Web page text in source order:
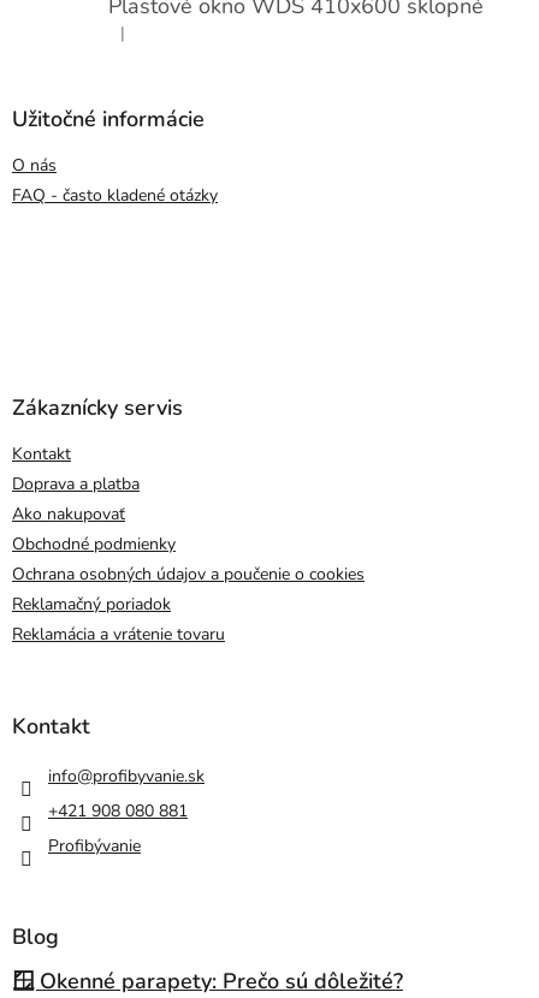
Hodnotenie produktu je 5 z 5 hviezdičiek.
|
Užitočné informácie
O nás
FAQ - často kladené otázky
Zákaznícky servis
Kontakt
Doprava a platba
Ako nakupovať
Obchodné podmienky
Ochrana osobných údajov a poučenie o cookies
Reklamačný poriadok
Reklamácia a vrátenie tovaru
Kontakt
info@profibyvanie.sk
+421 908 080 881
Profibývanie
Blog
🪟 Okenné parapety: Prečo sú dôležité?